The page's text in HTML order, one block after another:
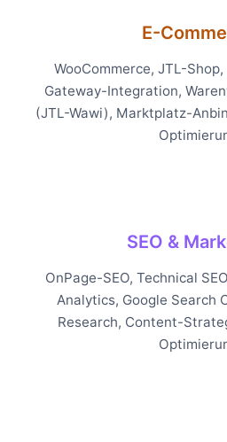
E-
WooCommerce, JTL-
Gateway-Integration,
(JTL-Wawi), Marktplatz-
SEO &
OnPage-SEO, Technical
Analytics, Google Search
Research, Content-